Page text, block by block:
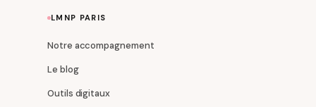
LMNP PARIS
Notre accompagnement
Le blog
Outils digitaux